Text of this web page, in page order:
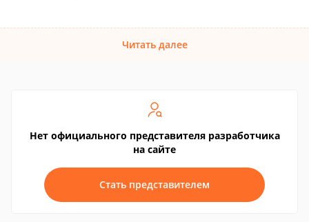
Читать далее
Нет официального представителя разработчика
на сайте
Стать представителем